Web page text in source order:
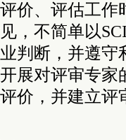
价、评估工作
，不简单以
判断，并遵守
展对评审专家
价，并建立评